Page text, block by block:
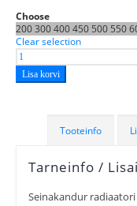
Choose
200300400450 500 550
Clear selection
Lisa korvi
Tooteinfo
Tarneinfo /
Seinakandur